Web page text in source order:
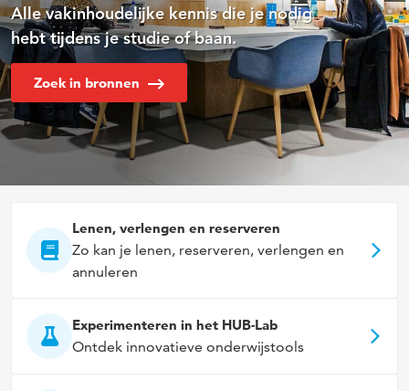
Alle vakinhoudelijke kennis die je nodig
hebt tijdens je studie of baan.
Zoek in bronnen
Lenen, verlengen en reserveren
Zo kan je lenen, reserveren, verlengen en
annuleren
Experimenteren in het HUB-Lab
Ontdek innovatieve onderwijstools